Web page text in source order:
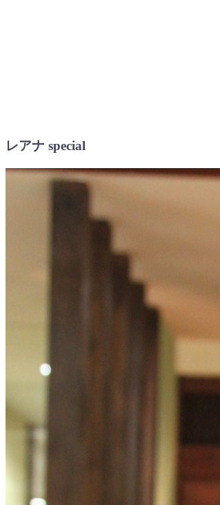
レアナ special